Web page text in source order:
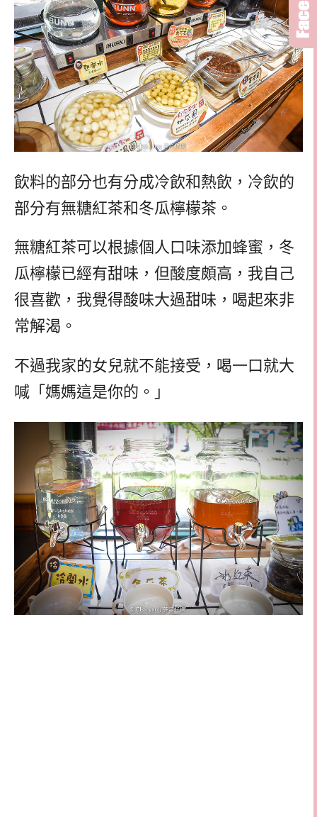
飲料的部分也有分成冷飲和熱飲，冷飲的
部分有無糖紅茶和冬瓜檸檬茶。
無糖紅茶可以根據個人口味添加蜂蜜，冬
瓜檸檬已經有甜味，但酸度頗高，我自己
很喜歡，我覺得酸味大過甜味，喝起來非
常解渴。
不過我家的女兒就不能接受，喝一口就大
喊「媽媽這是你的。」